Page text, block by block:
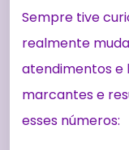
Sempre tive
realmente
atendimentos e
marcantes e
esses números: